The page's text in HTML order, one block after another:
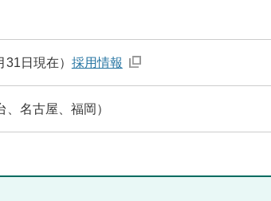
日現在） 採用情報
名古屋、福岡）